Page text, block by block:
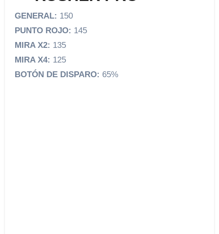
GENERAL: 150
PUNTO ROJO: 145
MIRA X2: 135
MIRA X4: 125
BOTÓN DE DISPARO: 65%